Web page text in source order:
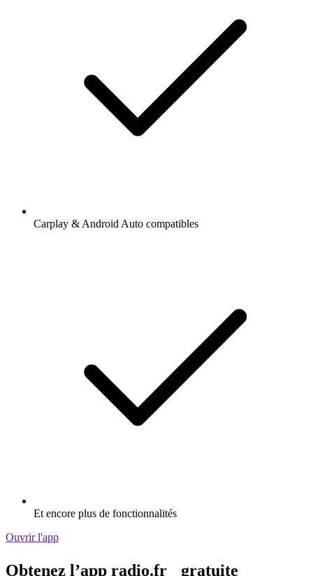
Carplay & Android Auto compatibles
Et encore plus de fonctionnalités
Ouvrir l'app
Obtenez l’app radio.fr gratuite